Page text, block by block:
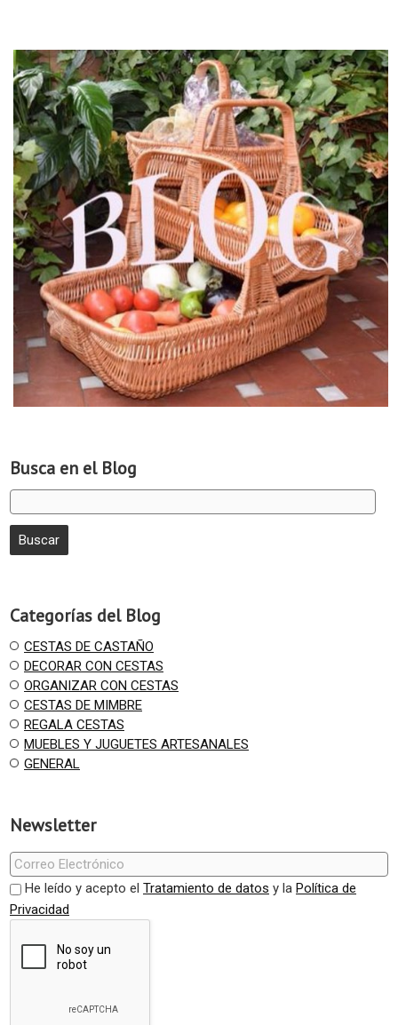
Busca en el Blog
Categorías del Blog
CESTAS DE CASTAÑO
DECORAR CON CESTAS
ORGANIZAR CON CESTAS
CESTAS DE MIMBRE
REGALA CESTAS
MUEBLES Y JUGUETES ARTESANALES
GENERAL
Newsletter
He leído y acepto el Tratamiento de datos y la Política de
Privacidad